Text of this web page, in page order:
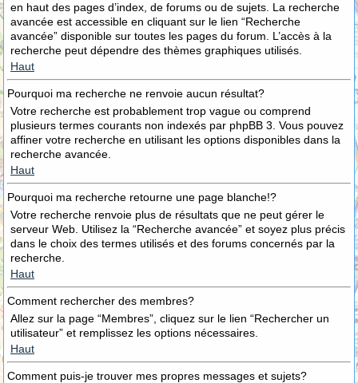
en haut des pages d’index, de forums ou de sujets. La recherche
avancée est accessible en cliquant sur le lien “Recherche
avancée” disponible sur toutes les pages du forum. L’accès à la
recherche peut dépendre des thèmes graphiques utilisés.
Haut
Pourquoi ma recherche ne renvoie aucun résultat?
Votre recherche est probablement trop vague ou comprend
plusieurs termes courants non indexés par phpBB 3. Vous pouvez
affiner votre recherche en utilisant les options disponibles dans la
recherche avancée.
Haut
Pourquoi ma recherche retourne une page blanche!?
Votre recherche renvoie plus de résultats que ne peut gérer le
serveur Web. Utilisez la “Recherche avancée” et soyez plus précis
dans le choix des termes utilisés et des forums concernés par la
recherche.
Haut
Comment rechercher des membres?
Allez sur la page “Membres”, cliquez sur le lien “Rechercher un
utilisateur” et remplissez les options nécessaires.
Haut
Comment puis-je trouver mes propres messages et sujets?